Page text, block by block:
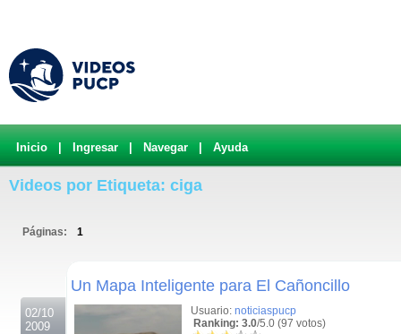
Inicio Ingresar Navegar Ayuda
Videos por Etiqueta: ciga
Páginas: 1
02/10
2009
Un Mapa Inteligente para El Cañoncillo
Usuario: noticiaspucp
Ranking: 3.0/5.0 (97 votos)